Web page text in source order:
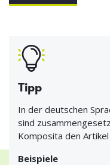
Tipp
In der deutschen
sind
Komposita den
Beispiele